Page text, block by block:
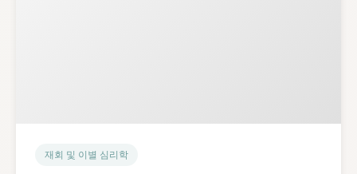
재회 및 이별 심리학